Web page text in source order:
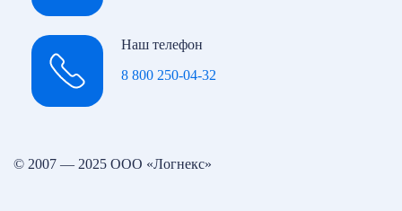
Наш телефон
8 800 250-04-32
© 2007 — 2025 ООО «Логнекс»